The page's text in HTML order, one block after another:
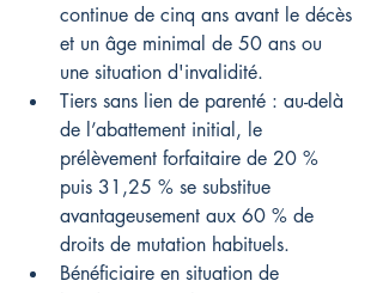
continue de cinq ans avant le décès
et un âge minimal de 50 ans ou
une situation d'invalidité.
Tiers sans lien de parenté : au-delà
de l’abattement initial, le
prélèvement forfaitaire de 20 %
puis 31,25 % se substitue
avantageusement aux 60 % de
droits de mutation habituels.
Bénéficiaire en situation de